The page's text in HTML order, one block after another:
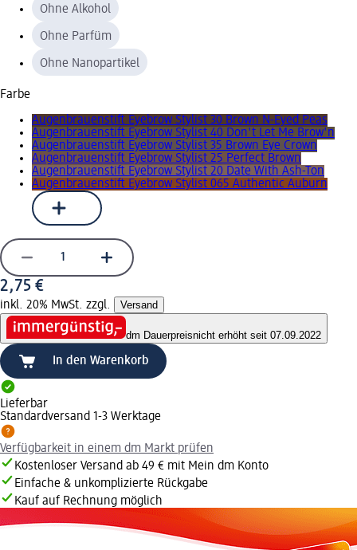
Ohne Alkohol
Ohne Parfüm
Ohne Nanopartikel
Farbe
Augenbrauenstift Eyebrow Stylist 30 Brown N-Eyed Peas
Augenbrauenstift Eyebrow Stylist 40 Don't Let Me Brow'n
Augenbrauenstift Eyebrow Stylist 35 Brown Eye Crown
Augenbrauenstift Eyebrow Stylist 25 Perfect Brown
Augenbrauenstift Eyebrow Stylist 20 Date With Ash-Ton
Augenbrauenstift Eyebrow Stylist 065 Authentic Auburn
2,75 €
inkl. 20% MwSt. zzgl. Versand
dm Dauerpreisnicht erhöht seit 07.09.2022
In den Warenkorb
Lieferbar
Standardversand 1-3 Werktage
Verfügbarkeit in einem dm Markt prüfen
Kostenloser Versand ab 49 € mit Mein dm Konto
Einfache & unkomplizierte Rückgabe
Kauf auf Rechnung möglich